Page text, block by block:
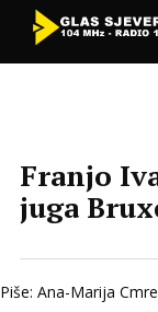
Franjo
juga
Piše: Ana-Marija